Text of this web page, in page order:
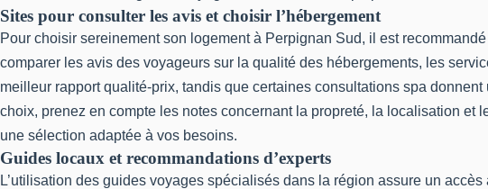
Sites pour consulter les avis et choisir l’hébergement
Pour choisir sereinement son logement à Perpignan Sud, il est
comparer les avis des voyageurs sur la qualité des hébergements, les
meilleur rapport qualité-prix, tandis que certaines consultations spa
choix, prenez en compte les notes concernant la propreté, la localisation
une sélection adaptée à vos besoins.
Guides locaux et recommandations d’experts
L’utilisation des guides voyages spécialisés dans la région assure un